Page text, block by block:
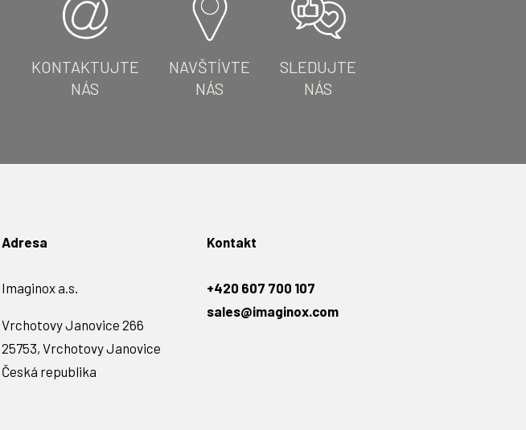
KONTAKTUJTE
NÁS
NAVŠTÍVTE
NÁS
SLEDUJTE
NÁS
Adresa
Imaginox a.s.
Vrchotovy Janovice 266
25753, Vrchotovy Janovice
Česká republika
Kontakt
+420 607 700 107
sales@imaginox.com